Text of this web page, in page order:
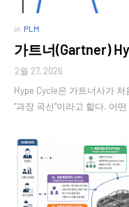
in PLM
가트너(Gartner)
2월 27, 2026
Hype Cycle은 가트너사가
“과장 곡선”이라고 할다. 어